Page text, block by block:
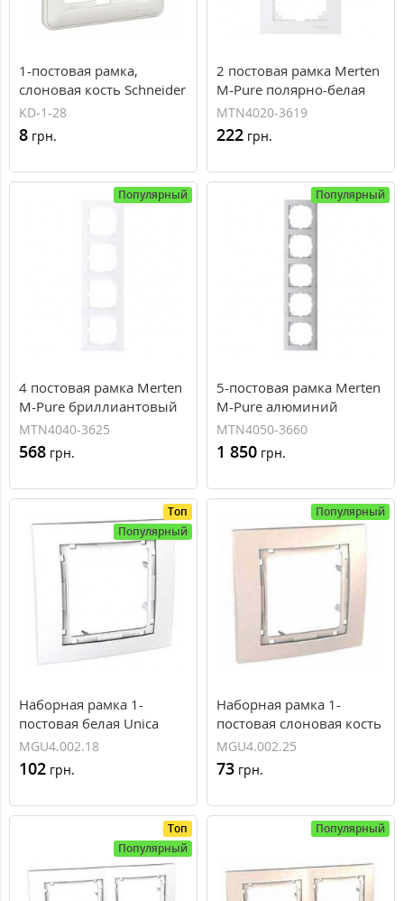
1-постовая рамка,
слоновая кость Schneider
W59 (KD-1-28)
KD-1-28
8 грн.
2 постовая рамка Merten
M-Pure полярно-белая
(MTN4020-3619)
MTN4020-3619
222 грн.
Популярный
4 постовая рамка Merten
M-Pure бриллиантовый
белый (MTN4040-3625)
MTN4040-3625
568 грн.
Популярный
5-постовая рамка Merten
M-Pure алюминий
(MTN4050-3660)
MTN4050-3660
1 850 грн.
Топ
Популярный
Наборная рамка 1-
постовая белая Unica
Colors MGU4.002.18
MGU4.002.18
102 грн.
Популярный
Наборная рамка 1-
постовая слоновая кость
Unica Colors
MGU4.002.25
MGU4.002.25
73 грн.
Топ
Популярный
Популярный